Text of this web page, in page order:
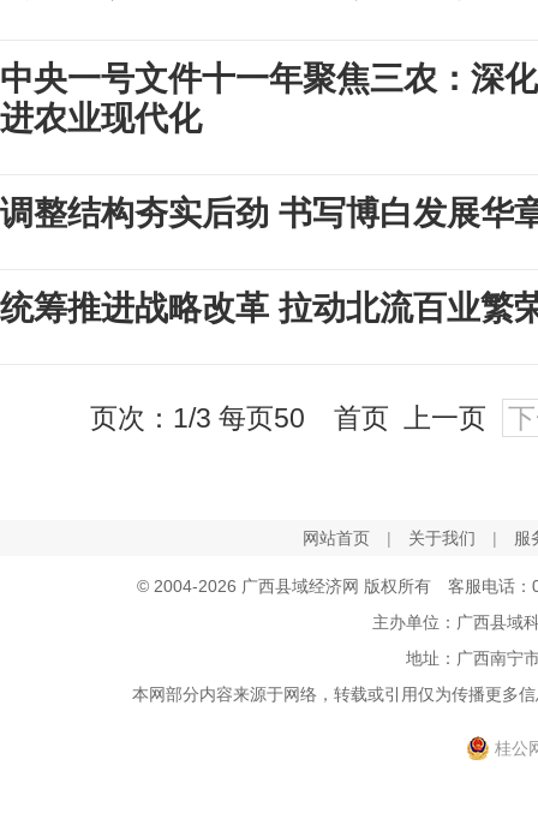
中央一号文件十一年聚焦三农：深
进农业现代化
调整结构夯实后劲 书写博白发展华
统筹推进战略改革 拉动北流百业繁
页次：1/3 每页50 首页 上一页
网站首页 | 关于我们 | 服
© 2004-2026 广西县域经济网 版权所有 客服电话
主办单位：广西县
地址：广西南宁
本网部分内容来源于网络，转载或引用仅为传播更多
桂公